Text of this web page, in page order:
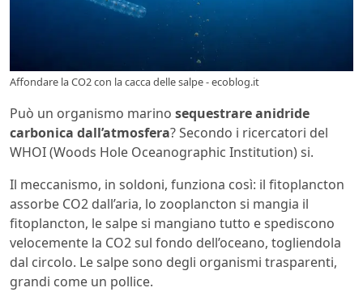
Affondare la CO2 con la cacca delle salpe - ecoblog.it
Può un organismo marino sequestrare anidride
carbonica dall’atmosfera? Secondo i ricercatori del
WHOI (Woods Hole Oceanographic Institution) si.
Il meccanismo, in soldoni, funziona così: il fitoplancton
assorbe CO2 dall’aria, lo zooplancton si mangia il
fitoplancton, le salpe si mangiano tutto e spediscono
velocemente la CO2 sul fondo dell’oceano, togliendola
dal circolo. Le salpe sono degli organismi trasparenti,
grandi come un pollice.